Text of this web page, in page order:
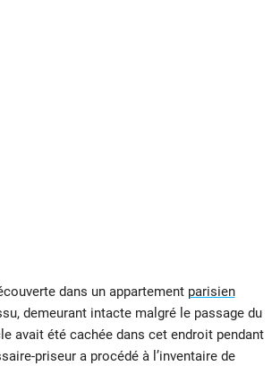
dans un appartement parisien
demeurant intacte malgré le passage du
avait été cachée dans cet endroit pendant
priseur a procédé à l’inventaire de